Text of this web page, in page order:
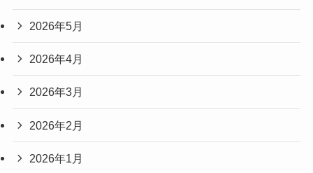
2026年5月
2026年4月
2026年3月
2026年2月
2026年1月